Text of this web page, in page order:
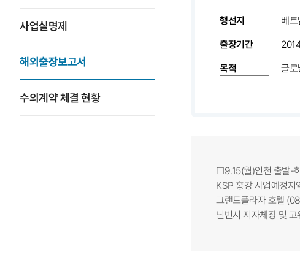
사업실명제
해외출장보고서
수의계약 체결 현황
행선지 베트
출장기간
목적 글로
□9.15(월)인천 출발-
KSP 홍강 사업예정
그랜드플라자 호텔
닌빈시 지자체장 및